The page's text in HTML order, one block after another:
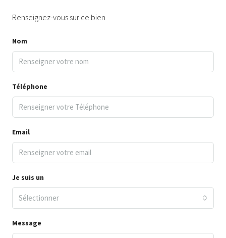
Renseignez-vous sur ce bien
Nom
Téléphone
Email
Je suis un
Sélectionner
Message